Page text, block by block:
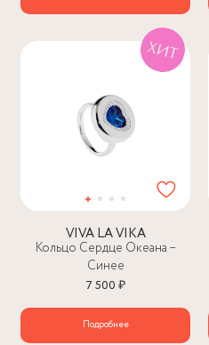
VIVA LA VIKA
Кольцо Сердце Океана –
Синее
7 500 ₽
Подробнее